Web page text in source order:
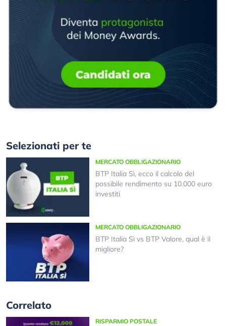
Selezionati per te
MERCATO OBBLIGAZIONARIO
BTP Italia Sì, ecco il calcolo del
possibile rendimento su 10.000 euro
investiti
MERCATO OBBLIGAZIONARIO
BTP Italia Sì vs BTP Valore, qual è il
migliore?
Correlato
RISPARMIO POSTALE